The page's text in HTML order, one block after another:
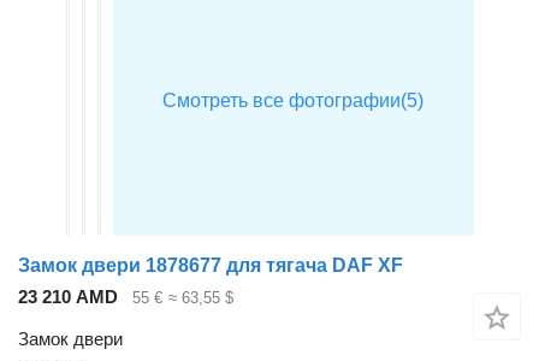
Замок двери 1878677 для тягача DAF XF
23 210 AMD
55 € ≈ 63,55 $
Замок двери